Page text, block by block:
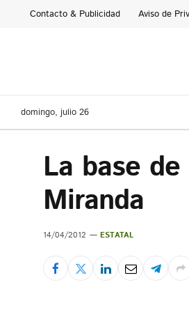
Contacto & Publicidad Aviso de
domingo, julio 26
La base
Miranda
14/04/2012 ESTATAL